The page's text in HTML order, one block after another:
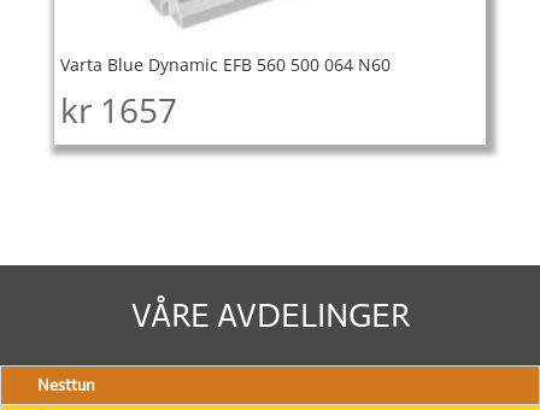
Varta Blue Dynamic EFB 560 500 064 N60
kr 1657
VÅRE AVDELINGER
Nesttun